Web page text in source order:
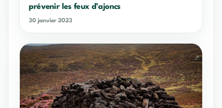
prévenir les feux d’ajoncs
30 janvier 2023